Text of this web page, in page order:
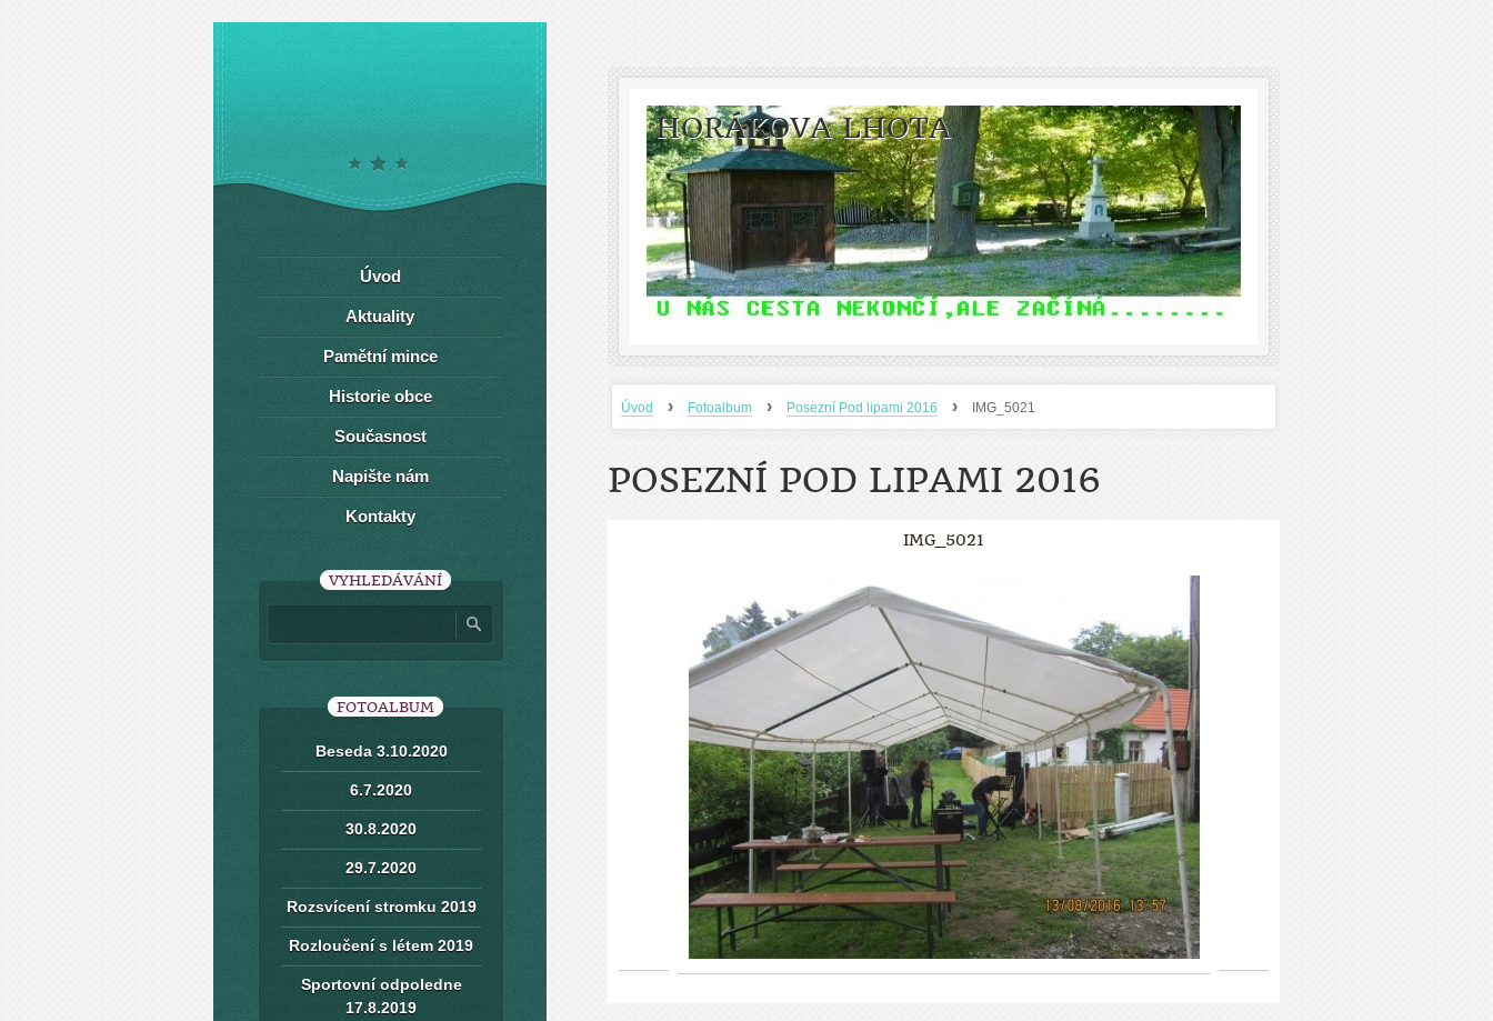
HORÁKOVA LHOTA
Úvod › Fotoalbum › Posezní Pod lipami 2016 › IMG_5021
POSEZNÍ POD LIPAMI 2016
IMG_5021
Úvod
Aktuality
Pamětní mince
Historie obce
Současnost
Napište nám
Kontakty
VYHLEDÁVÁNÍ
FOTOALBUM
Beseda 3.10.2020
6.7.2020
30.8.2020
29.7.2020
Rozsvícení stromku 2019
Rozloučení s létem 2019
Sportovní odpoledne
17.8.2019